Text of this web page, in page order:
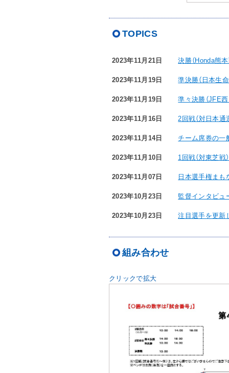
TOPICS
2023年11月21日 決勝（Honda熊
2023年11月19日 準決勝（日本生
2023年11月19日 準々決勝（JFE
2023年11月16日 2回戦（対日本
2023年11月14日 チーム席券の一
2023年11月10日 1回戦（対東芝
2023年11月07日 日本選手権まも
2023年10月23日 監督インタビュ
2023年10月23日 注目選手を更新
組み合わせ
クリックで拡大